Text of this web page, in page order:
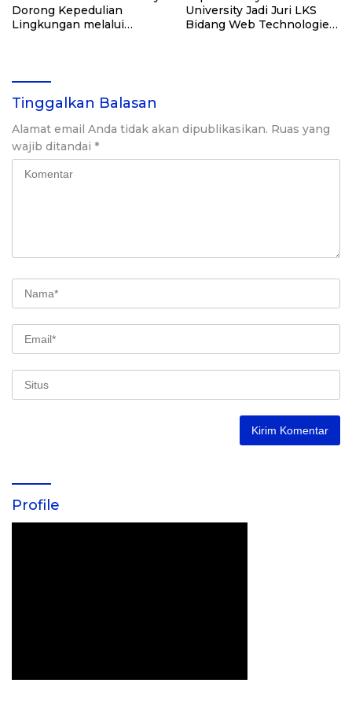
Dorong Kepedulian
Lingkungan melalui
University Jadi Juri LKS
Bidang Web Technologies
Tinggalkan Balasan
Alamat email Anda tidak akan dipublikasikan. Ruas yang
wajib ditandai *
Profile